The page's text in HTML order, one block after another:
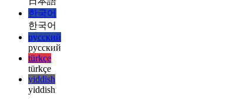
日本語
日本語
한국어
한국어
русский
русский
türkçe
türkçe